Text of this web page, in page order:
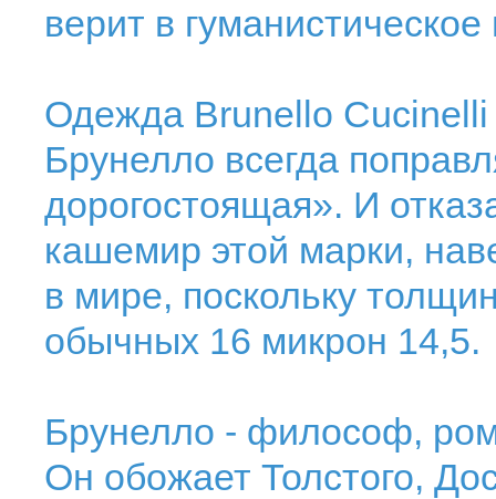
верит в
Одежда Brunello Cucinelli
Брунелло всегда
дорогостоящая». И
кашемир этой марки,
в мире, поскольку
обычных 16 микрон 14,5.
Брунелло - философ,
Он обожает Толстого,